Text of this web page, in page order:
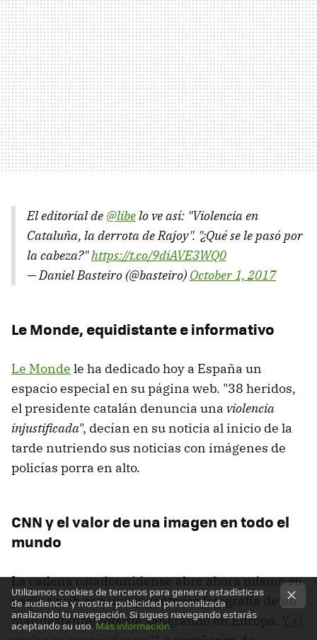
El editorial de @libelo ve así: "Violencia en
Cataluña, la derrota de Rajoy". "¿Qué se le pasó por
la cabeza?"https://t.co/9diAVE3WQ0
— Daniel Basteiro (@basteiro) October 1, 2017
Le Monde, equidistante e informativo
Le Monde le ha dedicado hoy a España un
espacio especial en su página web. "38 heridos,
el presidente catalán denuncia una violencia
injustificada", decían en su noticia al inicio de la
tarde nutriendo sus noticias con imágenes de
policías porra en alto.
CNN y el valor de una imagen en todo el
mundo
La cadena estadounidense abre ahora mismo su
página web con una gigantesca fotografía de un
manifestante/votante sangrando en Europa. Y el
Utilizamos cookies de terceros para generar estadísticas
de audiencia y mostrar publicidad personalizada
analizando tu navegación. Si sigues navegando estarás
aceptando su uso. Más información